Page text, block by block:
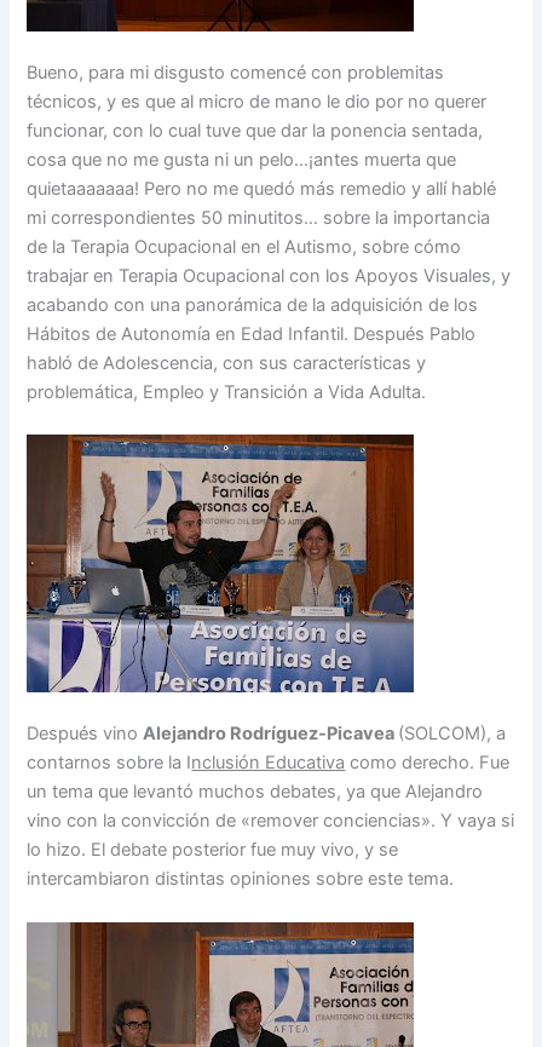
Bueno, para mi disgusto comencé con problemitas
técnicos, y es que al micro de mano le dio por no querer
funcionar, con lo cual tuve que dar la ponencia sentada,
cosa que no me gusta ni un pelo…¡antes muerta que
quietaaaaaaa! Pero no me quedó más remedio y allí hablé
mi correspondientes 50 minutitos… sobre la importancia
de la Terapia Ocupacional en el Autismo, sobre cómo
trabajar en Terapia Ocupacional con los Apoyos Visuales, y
acabando con una panorámica de la adquisición de los
Hábitos de Autonomía en Edad Infantil. Después Pablo
habló de Adolescencia, con sus características y
problemática, Empleo y Transición a Vida Adulta.
Después vinoAlejandro Rodríguez-Picavea (SOLCOM), a
contarnos sobre la Inclusión Educativa como derecho. Fue
un tema que levantó muchos debates, ya que Alejandro
vino con la convicción de «remover conciencias». Y vaya si
lo hizo. El debate posterior fue muy vivo, y se
intercambiaron distintas opiniones sobre este tema.